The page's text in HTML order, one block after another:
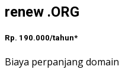
renew .ORG
Rp. 190.000/tahun*
Biaya perpanjang domain